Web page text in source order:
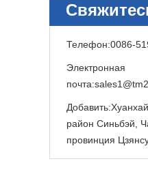
Телефон:0086-
Электронная
почта:
Добавить:
район Синьбэй,
провинция